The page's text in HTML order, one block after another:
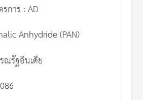
การ : AD
Anhydride (PAN)
ณรัฐอินเดีย